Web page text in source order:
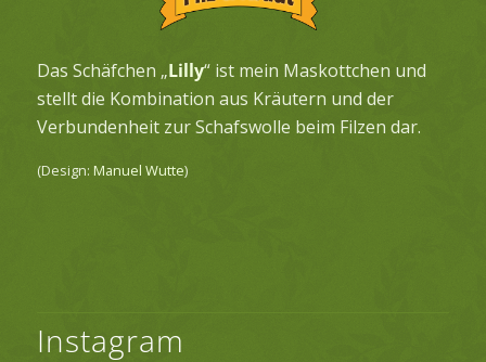
Das Schäfchen „Lilly“ ist mein Maskottchen und
stellt die Kombination aus Kräutern und der
Verbundenheit zur Schafswolle beim Filzen dar.
(Design: Manuel Wutte)
Instagram